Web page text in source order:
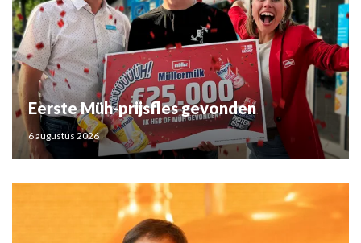
Eerste Müh-prijsfles gevonden
6 augustus 2026